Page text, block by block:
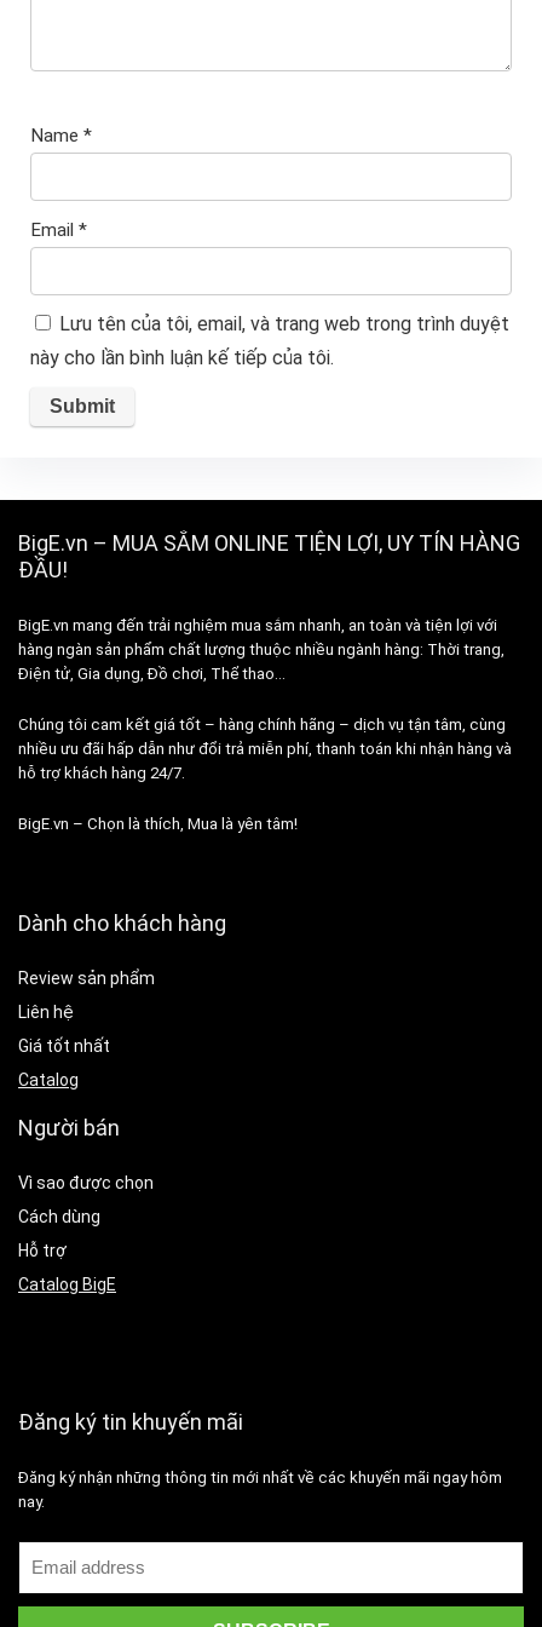
Name *
Email *
Lưu tên của tôi, email, và trang web trong trình duyệt
này cho lần bình luận kế tiếp của tôi.
BigE.vn – MUA SẮM ONLINE TIỆN LỢI, UY TÍN HÀNG
ĐẦU!
BigE.vn mang đến trải nghiệm mua sắm nhanh, an toàn và tiện lợi với
hàng ngàn sản phẩm chất lượng thuộc nhiều ngành hàng: Thời trang,
Điện tử, Gia dụng, Đồ chơi, Thể thao…
Chúng tôi cam kết giá tốt – hàng chính hãng – dịch vụ tận tâm, cùng
nhiều ưu đãi hấp dẫn như đổi trả miễn phí, thanh toán khi nhận hàng và
hỗ trợ khách hàng 24/7.
BigE.vn – Chọn là thích, Mua là yên tâm!
Dành cho khách hàng
Review sản phẩm
Liên hệ
Giá tốt nhất
Catalog
Người bán
Vì sao được chọn
Cách dùng
Hỗ trợ
Catalog BigE
Đăng ký tin khuyến mãi
Đăng ký nhận những thông tin mới nhất về các khuyến mãi ngay hôm
nay.